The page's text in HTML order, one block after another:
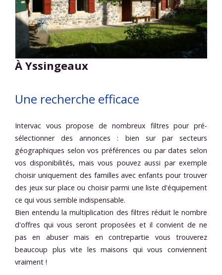
À Yssingeaux
Une recherche efficace
Intervac vous propose de nombreux filtres pour pré-
sélectionner des annonces : bien sur par secteurs
géographiques selon vos préférences ou par dates selon
vos disponibilités, mais vous pouvez aussi par exemple
choisir uniquement des familles avec enfants pour trouver
des jeux sur place ou choisir parmi une liste d'équipement
ce qui vous semble indispensable.
Bien entendu la multiplication des filtres réduit le nombre
d'offres qui vous seront proposées et il convient de ne
pas en abuser mais en contrepartie vous trouverez
beaucoup plus vite les maisons qui vous conviennent
vraiment !